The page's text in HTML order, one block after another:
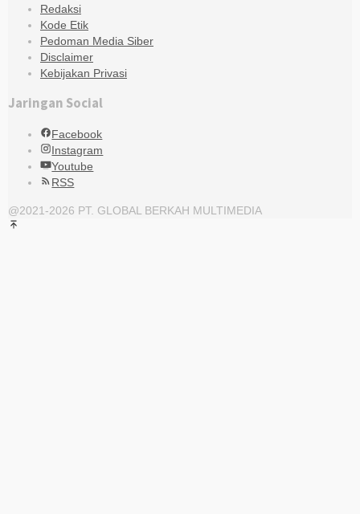
Redaksi
Kode Etik
Pedoman Media Siber
Disclaimer
Kebijakan Privasi
Jaringan Social
Facebook
Instagram
Youtube
RSS
@2021-2026 PT. GLOBAL BERKAH MULTIMEDIA